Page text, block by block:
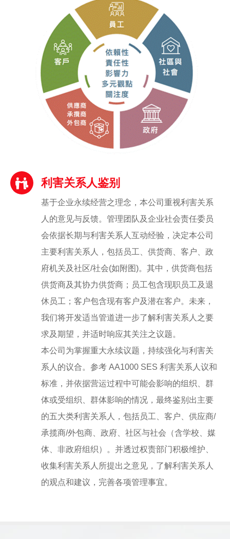
利害关系人鉴别
基于企业永续经营之理念，本公司重视利害关系
人的意见与反馈。管理团队及企业社会责任委员
会依据长期与利害关系人互动经验，决定本公司
主要利害关系人，包括员工、供货商、客户、政
府机关及社区/社会(如附图)。其中，供货商包括
供货商及其协力供货商；员工包含现职员工及退
休员工；客户包含现有客户及潜在客户。未来，
我们将开发适当管道进一步了解利害关系人之要
求及期望，并适时响应其关注之议题。
本公司为掌握重大永续议题，持续强化与利害关
系人的议合。参考 AA1000 SES 利害关系人议和
标准，并依据营运过程中可能会影响的组织、群
体或受组织、群体影响的情况，最终鉴别出主要
的五大类利害关系人，包括员工、客户、供应商/
承揽商/外包商、政府、社区与社会（含学校、媒
体、非政府组织）。并透过权责部门积极维护、
收集利害关系人所提出之意见，了解利害关系人
的观点和建议，完善各项管理事宜。